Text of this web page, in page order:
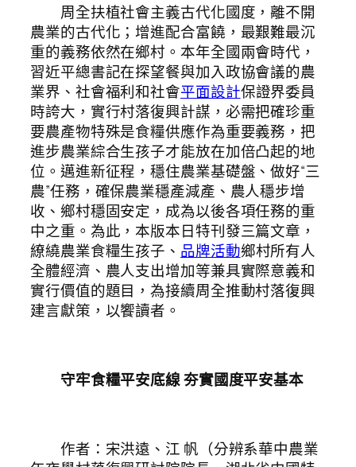
周全扶植社會主義古代化國度，離不開
農業的古代化；增進配合富饒，最艱難最沉
重的義務依然在鄉村。本年全國兩會時代，
習近平總書記在探望餐與加入政協會議的農
業界、社會福利和社會平面設計保證界委員
時誇大，實行村落復興計謀，必需把確珍重
要農產物特殊是食糧供應作為重要義務，把
進步農業綜合生孩子才能放在加倍凸起的地
位。邁進新征程，穩住農業基礎盤、做好“三
農”任務，確保農業穩產減產、農人穩步增
收、鄉村穩固安定，成為以後各項任務的重
中之重。為此，本版本日特刊發三篇文章，
繚繞農業食糧生孩子、 品牌活動鄉村所有人
全體經濟、農人支出增加等兼具實際意義和
實行價值的題目，為接續周全推動村落復興
建言獻策，以饗讀者。
守牢食糧平安底線 夯實國度平安基本
作者：宋洪遠、江 帆（分辨系華中農業